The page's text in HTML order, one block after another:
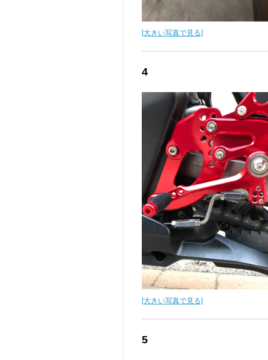
[大きい写真で見る]
4
[大きい写真で見る]
5